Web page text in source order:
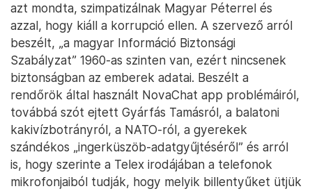
azt mondta, szimpatizálnak Magyar Péterrel és
azzal, hogy kiáll a korrupció ellen. A szervező arról
beszélt, „a magyar Információ Biztonsági
Szabályzat” 1960-as szinten van, ezért nincsenek
biztonságban az emberek adatai. Beszélt a
rendőrök által használt NovaChat app problémáiról,
továbbá szót ejtett Gyárfás Tamásról, a balatoni
kakivízbotrányról, a NATO-ról, a gyerekek
szándékos „ingerküszöb-adatgyűjtéséről” és arról
is, hogy szerinte a Telex irodájában a telefonok
mikrofonjaiból tudják, hogy melyik billentyűket ütjük